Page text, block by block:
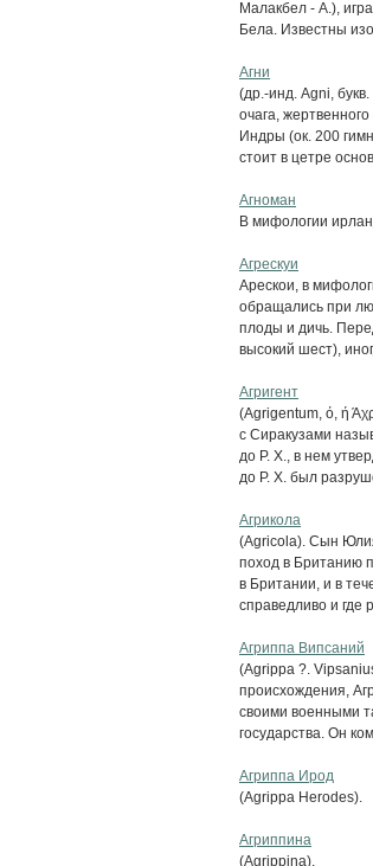
Малакбел - А.),
Бела. Известны
Агни
(др.-инд. Agni,
очага,
Индры (ок. 200
стоит в цетре
Агноман
В мифологии
Агрескуи
Арескои, в
обращались при
плоды и дичь.
высокий шест),
Агригент
(Agrigentum, ό, ή
с Сиракузами
до Р. X., в нем
до Р. X. был
Агрикола
(Agricola). Сын
поход в Британию
в Британии, и в
справедливо и где
Агриппа Випсаний
(Agrippa ?.
происхождения,
своими военными
государства. Он
Агриппа Ирод
(Agrippa Herodes).
Агриппина
(Agrippina).